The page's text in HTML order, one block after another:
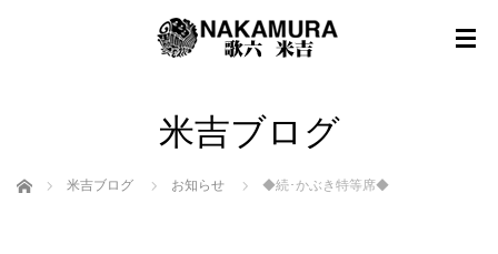
米吉ブログ
ホーム 米吉ブログ お知らせ ◆続･かぶき特等席◆